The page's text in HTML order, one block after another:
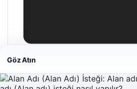
Hastaş Beton
26/05/2026
Göz Atın